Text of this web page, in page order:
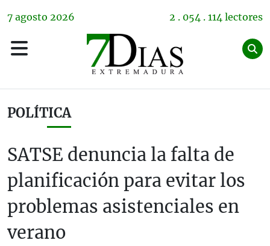
7 agosto 2026 2 . 054 . 114 lectores
POLÍTICA
SATSE denuncia la falta de
planificación para evitar los
problemas asistenciales en
verano